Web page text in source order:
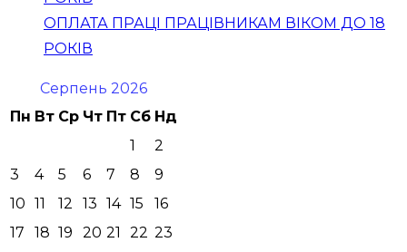
ОПЛАТА ПРАЦІ ПРАЦІВНИКАМ ВІКОМ ДО 18
РОКІВ
Серпень 2026
Пн Вт Ср Чт Пт Сб Нд
1
2
3
4 5 6 7 8
9
10 11 12 13 14 15
16
17
18 19 20 21 22 23